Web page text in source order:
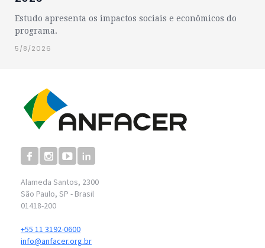
Estudo apresenta os impactos sociais e econômicos do
programa.
5/8/2026
Alameda Santos, 2300
São Paulo, SP - Brasil
01418-200
+55 11 3192-0600
info@anfacer.org.br